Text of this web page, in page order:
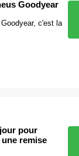
Goodyear
c'est la
pour
remise